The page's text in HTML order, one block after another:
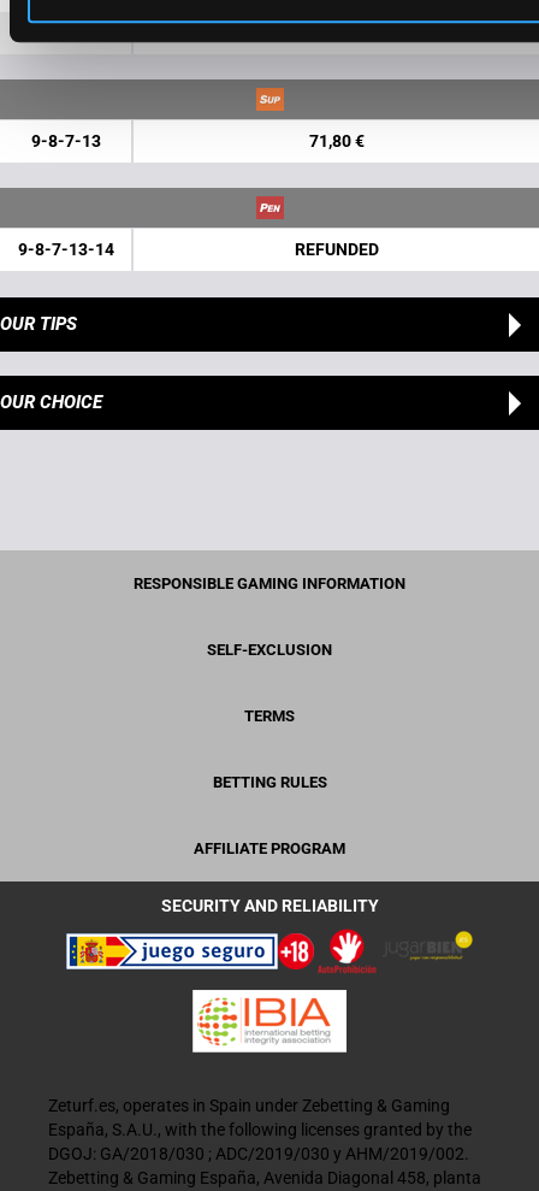
9-8-7-13 71,80 €
9-8-7-13-14 REFUNDED
OUR TIPS
OUR CHOICE
RESPONSIBLE GAMING INFORMATION
SELF-EXCLUSION
TERMS
BETTING RULES
AFFILIATE PROGRAM
SECURITY AND RELIABILITY
Zeturf.es, operates in Spain under Zebetting & Gaming
España, S.A.U., with the following licenses granted by the
DGOJ: GA/2018/030 ; ADC/2019/030 y AHM/2019/002.
Zebetting & Gaming España, Avenida Diagonal 458, planta